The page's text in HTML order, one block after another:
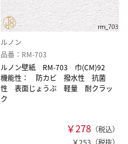
ルノン
品番：RM-703
ルノン壁紙 RM-703 巾(CM)92
機能性： 防カビ 撥水性 抗菌
性 表面じょうぶ 軽量 耐クラッ
ク
￥278 （税込）